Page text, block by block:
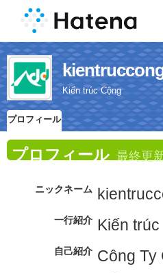
Kiến trúc Cộng
プロフィール
プロフィール 最終更
ニックネーム
一行紹介 Kiến
自己紹介 Công Ty